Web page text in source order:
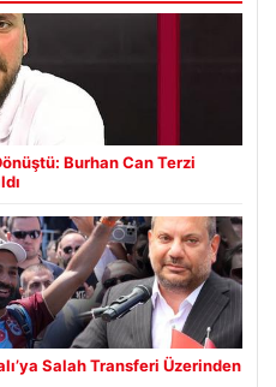
Burhan Can Terzi
Salah Transferi Üzerinden